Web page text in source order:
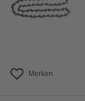
Merken